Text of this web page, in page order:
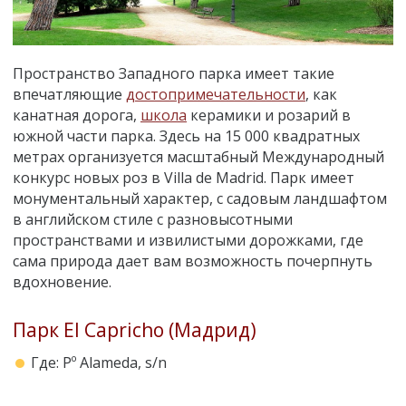
Пространство Западного парка имеет такие
впечатляющие достопримечательности, как
канатная дорога, школа керамики и розарий в
южной части парка. Здесь на 15 000 квадратных
метрах организуется масштабный Международный
конкурс новых роз в Villa de Madrid. Парк имеет
монументальный характер, с садовым ландшафтом
в английском стиле с разновысотными
пространствами и извилистыми дорожками, где
сама природа дает вам возможность почерпнуть
вдохновение.
Парк El Capricho (Мадрид)
Где: Pº Alameda, s/n